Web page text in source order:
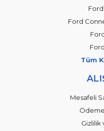
Ford
Tüm
Mesafeli
Gizlilik